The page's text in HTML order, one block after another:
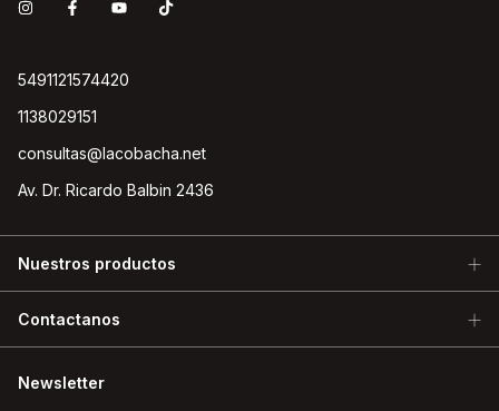
5491121574420
1138029151
consultas@lacobacha.net
Av. Dr. Ricardo Balbin 2436
Nuestros productos
Contactanos
Newsletter